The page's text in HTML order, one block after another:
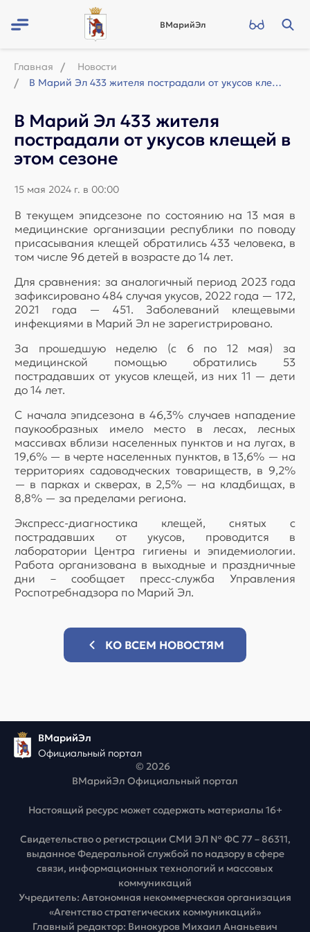
ВМарийЭл
Главная
Новости
В Марий Эл 433 жителя пострадали от укусов клещей в этом сезоне
В Марий Эл 433 жителя
пострадали от укусов клещей в
этом сезоне
15 мая 2024 г. в 00:00
В текущем эпидсезоне по состоянию на 13 мая в
медицинские организации республики по поводу
присасывания клещей обратились 433 человека, в
том числе 96 детей в возрасте до 14 лет.
Для сравнения: за аналогичный период 2023 года
зафиксировано 484 случая укусов, 2022 года — 172,
2021 года — 451. Заболеваний клещевыми
инфекциями в Марий Эл не зарегистрировано.
За прошедшую неделю (с 6 по 12 мая) за
медицинской помощью обратились 53
пострадавших от укусов клещей, из них 11 — дети
до 14 лет.
С начала эпидсезона в 46,3% случаев нападение
паукообразных имело место в лесах, лесных
массивах вблизи населенных пунктов и на лугах, в
19,6% — в черте населенных пунктов, в 13,6% — на
территориях садоводческих товариществ, в 9,2%
— в парках и скверах, в 2,5% — на кладбищах, в
8,8% — за пределами региона.
Экспресс-диагностика клещей, снятых с
пострадавших от укусов, проводится в
лаборатории Центра гигиены и эпидемиологии.
Работа организована в выходные и праздничные
дни – сообщает пресс-служба Управления
Роспотребнадзора по Марий Эл.
КО ВСЕМ НОВОСТЯМ
ВМарийЭл
Официальный портал
© 2026
ВМарийЭл Официальный портал
Настоящий ресурс может содержать материалы 16+
Свидетельство о регистрации СМИ ЭЛ № ФС 77 – 86311,
выданное Федеральной службой по надзору в сфере
связи, информационных технологий и массовых
коммуникаций
Учредитель: Автономная некоммерческая организация
«Агентство стратегических коммуникаций»
Главный редактор: Винокуров Михаил Ананьевич